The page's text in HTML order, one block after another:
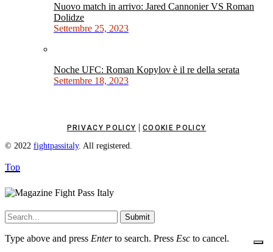
Nuovo match in arrivo: Jared Cannonier VS Roman
Dolidze
Settembre 25, 2023
Noche UFC: Roman Kopylov è il re della serata
Settembre 18, 2023
PRIVACY POLICY |COOKIE POLICY
© 2022 fightpassitaly. All registered.
Top
Submit
Type above and press Enterto search. Press Esc to cancel.